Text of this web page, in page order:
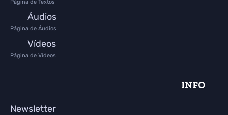
Página de Textos
Áudios
Página de Áudios
Vídeos
Página de Vídeos
INFO
Newsletter